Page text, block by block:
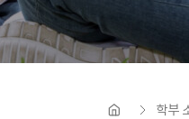
학부